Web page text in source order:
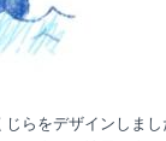
らをデザインしま